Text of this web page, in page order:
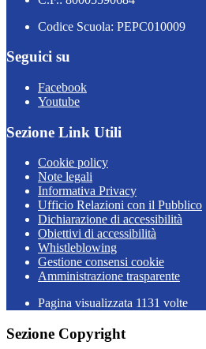
Codice Scuola: PEPC010009
Seguici su
Facebook
Youtube
Sezione Link Utili
Cookie policy
Note legali
Informativa Privacy
Ufficio Relazioni con il Pubblico
Dichiarazione di accessibilità
Obiettivi di accessibilità
Whistleblowing
Gestione consensi cookie
Amministrazione trasparente
Pagina visualizzata 1131 volte
Sezione Copyright